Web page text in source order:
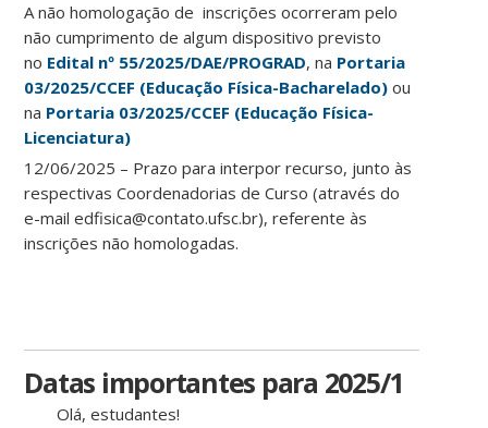
A não homologação de inscrições ocorreram pelo
não cumprimento de algum dispositivo previsto
no Edital nº 55/2025/DAE/PROGRAD, na Portaria
03/2025/CCEF (Educação Física-Bacharelado) ou
na Portaria 03/2025/CCEF (Educação Física-
Licenciatura)
12/06/2025 – Prazo para interpor recurso, junto às
respectivas Coordenadorias de Curso (através do
e-mail edfisica@contato.ufsc.br), referente às
inscrições não homologadas.
Datas importantes para 2025/1
Olá, estudantes!